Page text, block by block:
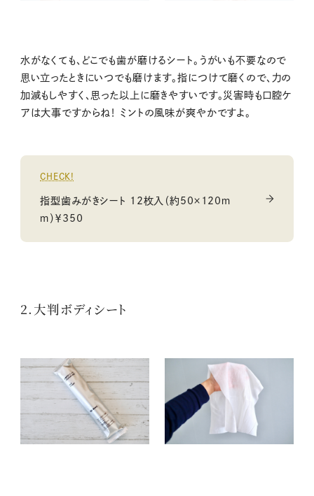
水がなくても、どこでも歯が磨けるシート。うがいも不要なので
思い立ったときにいつでも磨けます。指につけて磨くので、力の
加減もしやすく、思った以上に磨きやすいです。災害時も口腔ケ
アは大事ですからね！ ミントの風味が爽やかですよ。
CHECK!
指型歯みがきシート 12枚入（約50×120ｍ
ｍ）￥350
2.大判ボディシート